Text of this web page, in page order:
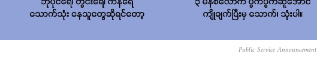
Public Service Announcement